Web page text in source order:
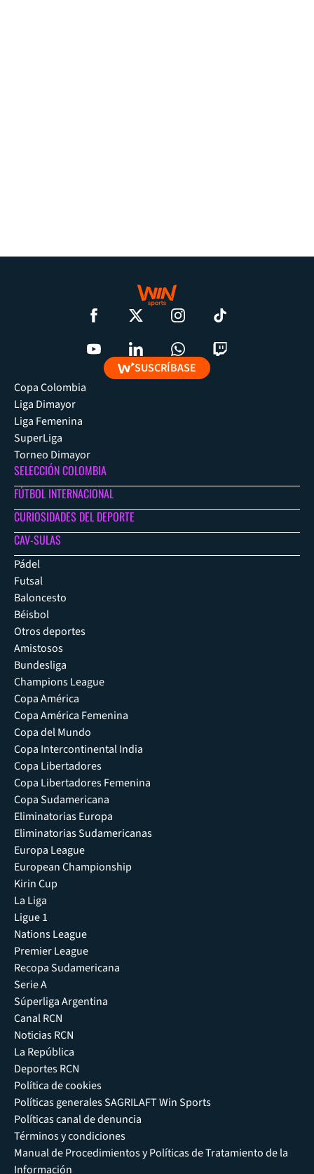
SUSCRÍBASE
Copa Colombia
Liga Dimayor
Liga Femenina
SuperLiga
Torneo Dimayor
SELECCIÓN COLOMBIA
FÚTBOL INTERNACIONAL
CURIOSIDADES DEL DEPORTE
CAV-SULAS
Pádel
Futsal
Baloncesto
Béisbol
Otros deportes
Amistosos
Bundesliga
Champions League
Copa América
Copa América Femenina
Copa del Mundo
Copa Intercontinental India
Copa Libertadores
Copa Libertadores Femenina
Copa Sudamericana
Eliminatorias Europa
Eliminatorias Sudamericanas
Europa League
European Championship
Kirin Cup
La Liga
Ligue 1
Nations League
Premier League
Recopa Sudamericana
Serie A
Súperliga Argentina
Canal RCN
Noticias RCN
La República
Deportes RCN
Política de cookies
Políticas generales SAGRILAFT Win Sports
Políticas canal de denuncia
Términos y condiciones
Manual de Procedimientos y Políticas de Tratamiento de la
Información